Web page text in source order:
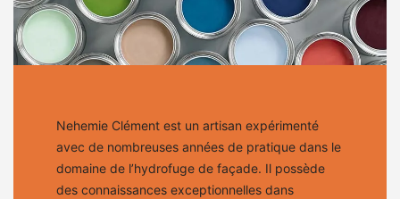
Nehemie Clément est un artisan expérimenté
avec de nombreuses années de pratique dans le
domaine de l’hydrofuge de façade. Il possède
des connaissances exceptionnelles dans